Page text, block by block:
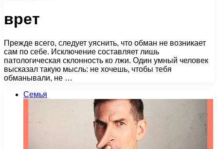
врет
Прежде всего, следует уяснить, что обман не возникает
сам по себе. Исключение составляет лишь
патологическая склонность ко лжи. Один умный человек
высказал такую мысль: не хочешь, чтобы тебя
обманывали, не …
Семья